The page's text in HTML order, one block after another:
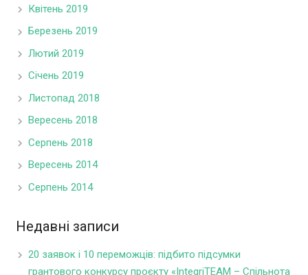
Квітень 2019
Березень 2019
Лютий 2019
Січень 2019
Листопад 2018
Вересень 2018
Серпень 2018
Вересень 2014
Серпень 2014
Недавні записи
20 заявок і 10 переможців: підбито підсумки
грантового конкурсу проєкту «IntegriTEAM – Спільнота